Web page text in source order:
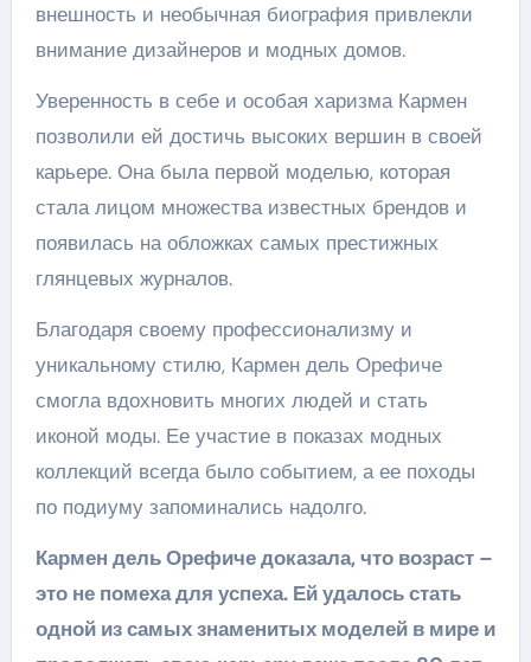
внешность и необычная биография привлекли
внимание дизайнеров и модных домов.
Уверенность в себе и особая харизма Кармен
позволили ей достичь высоких вершин в своей
карьере. Она была первой моделью, которая
стала лицом множества известных брендов и
появилась на обложках самых престижных
глянцевых журналов.
Благодаря своему профессионализму и
уникальному стилю, Кармен дель Орефиче
смогла вдохновить многих людей и стать
иконой моды. Ее участие в показах модных
коллекций всегда было событием, а ее походы
по подиуму запоминались надолго.
Кармен дель Орефиче доказала, что возраст –
это не помеха для успеха. Ей удалось стать
одной из самых знаменитых моделей в мире и